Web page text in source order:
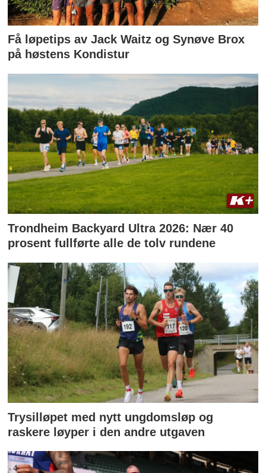
Få løpetips av Jack Waitz og Synøve Brox
på høstens Kondistur
Trondheim Backyard Ultra 2026: Nær 40
prosent fullførte alle de tolv rundene
Trysilløpet med nytt ungdomsløp og
raskere løyper i den andre utgaven